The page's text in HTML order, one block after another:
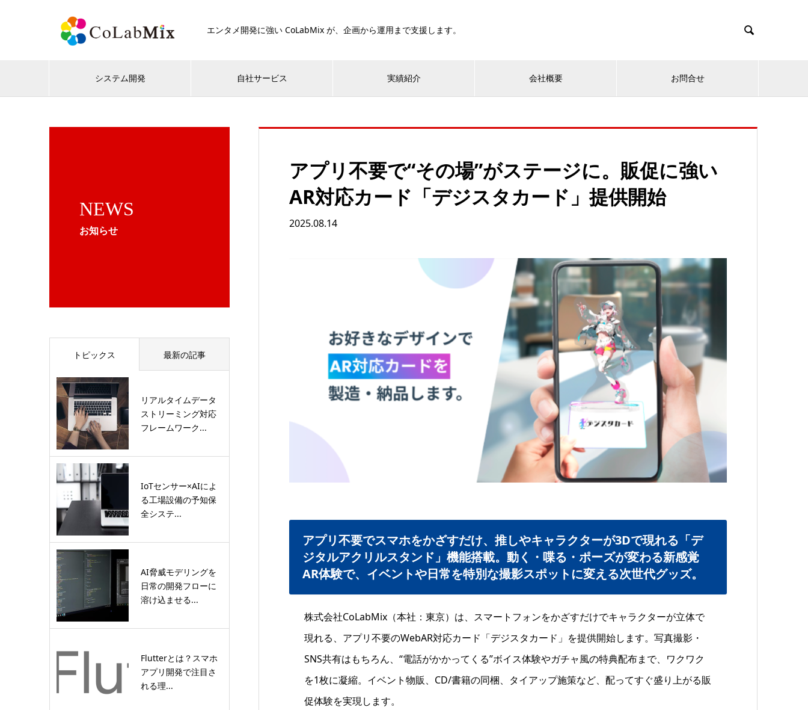
エンタメ開発に強い CoLabMix が、企画から運用まで支援します。 
システム開発 自社サービス 実績紹介 会社概要 お問合せ
NEWS
お知らせ
アプリ不要で“その場”がステージに。販促に強い
AR対応カード「デジスタカード」提供開始
2025.08.14
アプリ不要でスマホをかざすだけ、推しやキャラクターが3Dで現れる「デ
ジタルアクリルスタンド」機能搭載。動く・喋る・ポーズが変わる新感覚
AR体験で、イベントや日常を特別な撮影スポットに変える次世代グッズ。
株式会社CoLabMix（本社：東京）は、スマートフォンをかざすだけでキャラクターが立体で
現れる、アプリ不要のWebAR対応カード「デジスタカード」を提供開始します。写真撮影・
SNS共有はもちろん、“電話がかかってくる”ボイス体験やガチャ風の特典配布まで、ワクワク
を1枚に凝縮。イベント物販、CD/書籍の同梱、タイアップ施策など、配ってすぐ盛り上がる販
促体験を実現します。
トピックス 最新の記事
リアルタイムデータ
ストリーミング対応
フレームワーク...
IoTセンサー×AIによ
る工場設備の予知保
全システ...
AI脅威モデリングを
日常の開発フローに
溶け込ませる...
Flutterとは？スマホ
アプリ開発で注目さ
れる理...